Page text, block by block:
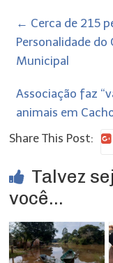
← Cerca de 215
Personalidade
Municipal
Associação faz
animais em
Share This Post:
Talvez
você...